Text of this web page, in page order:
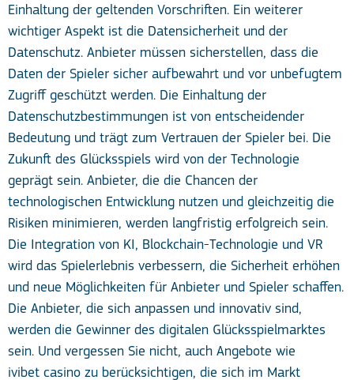
Einhaltung der geltenden Vorschriften. Ein weiterer
wichtiger Aspekt ist die Datensicherheit und der
Datenschutz. Anbieter müssen sicherstellen, dass die
Daten der Spieler sicher aufbewahrt und vor unbefugtem
Zugriff geschützt werden. Die Einhaltung der
Datenschutzbestimmungen ist von entscheidender
Bedeutung und trägt zum Vertrauen der Spieler bei. Die
Zukunft des Glücksspiels wird von der Technologie
geprägt sein. Anbieter, die die Chancen der
technologischen Entwicklung nutzen und gleichzeitig die
Risiken minimieren, werden langfristig erfolgreich sein.
Die Integration von KI, Blockchain-Technologie und VR
wird das Spielerlebnis verbessern, die Sicherheit erhöhen
und neue Möglichkeiten für Anbieter und Spieler schaffen.
Die Anbieter, die sich anpassen und innovativ sind,
werden die Gewinner des digitalen Glücksspielmarktes
sein. Und vergessen Sie nicht, auch Angebote wie
ivibet casino zu berücksichtigen, die sich im Markt